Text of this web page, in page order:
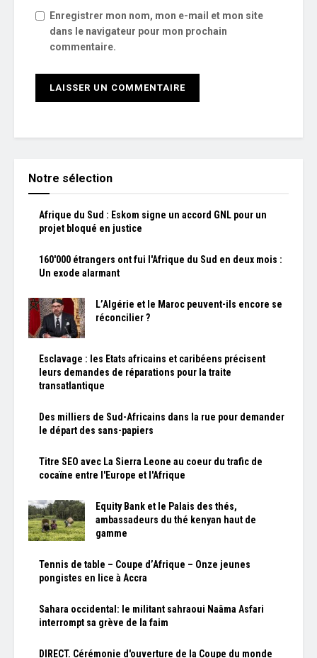
Enregistrer mon nom, mon e-mail et mon site
dans le navigateur pour mon prochain
commentaire.
Notre sélection
Afrique du Sud : Eskom signe un accord GNL pour un
projet bloqué en justice
160'000 étrangers ont fui l'Afrique du Sud en deux mois :
Un exode alarmant
L’Algérie et le Maroc peuvent-ils encore se
réconcilier ?
Esclavage : les Etats africains et caribéens précisent
leurs demandes de réparations pour la traite
transatlantique
Des milliers de Sud-Africains dans la rue pour demander
le départ des sans-papiers
Titre SEO avec La Sierra Leone au coeur du trafic de
cocaïne entre l'Europe et l'Afrique
Equity Bank et le Palais des thés,
ambassadeurs du thé kenyan haut de
gamme
Tennis de table – Coupe d’Afrique – Onze jeunes
pongistes en lice à Accra
Sahara occidental: le militant sahraoui Naâma Asfari
interrompt sa grève de la faim
DIRECT. Cérémonie d'ouverture de la Coupe du monde